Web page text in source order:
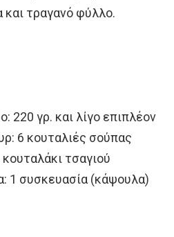
τραγανό φύλλο.
220 γρ. και λίγο επιπλέον
6 κουταλιές σούπας
τσαγιού
1 συσκευασία (κάψουλα)